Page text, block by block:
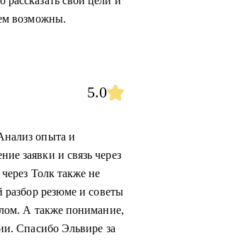
возможны.
5.0
опыта и
заявки и связь через
Толк также не
разбор резюме и советы
А также понимание,
Спасибо Эльвире за